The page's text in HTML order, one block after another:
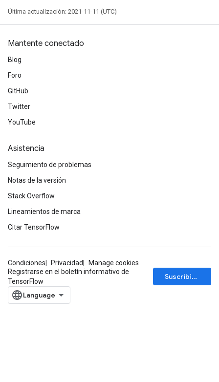
Última actualización: 2021-11-11 (UTC)
Mantente conectado
Blog
Foro
GitHub
Twitter
YouTube
Asistencia
Seguimiento de problemas
Notas de la versión
Stack Overflow
Lineamientos de marca
Citar TensorFlow
Condiciones Privacidad
Manage cookies
Registrarse en el boletín informativo de
TensorFlow
Suscribirse